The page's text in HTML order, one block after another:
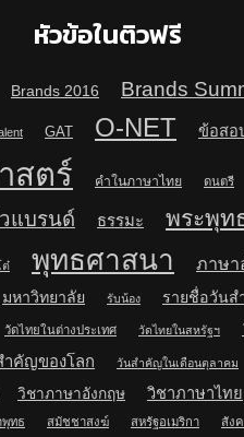
หัวข้อในติวฟรี
Brands 2016
Brands
GAT O-NET ข้อสอ
สตร์ คำในภาษาไทย ดนตรี
แบรนด์ ธรรมะ
พระพุท
ต๋ พุทธศาสนา ภาษา
มหาวิทยาลัย รับน้อง
รายชื่อวัน
วัดไทยในต่างประเทศ วัดไทยในสหรัฐฯ
ำคัญของโลก วันสำคัญในเดือนตุลาคม
วิชาภาษาอังกฤษ วิชาภาษาไทย
ทธ สมัชชาสงฆ์ สหรัฐอเมริกา สัง